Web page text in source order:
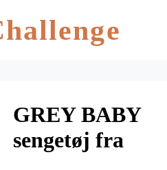
GREY BABY
sengetøj fra